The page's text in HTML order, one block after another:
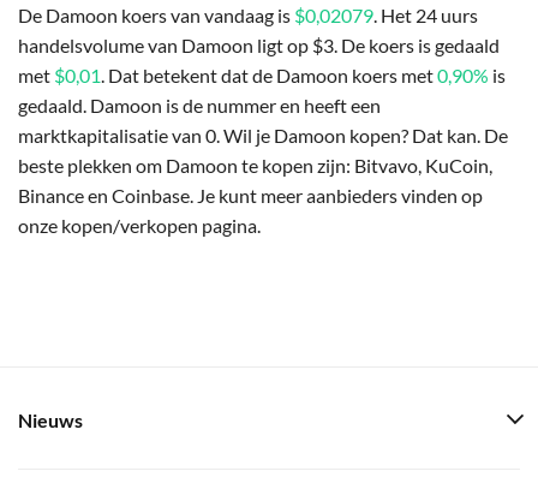
De Damoon koers van vandaag is $0,02079. Het 24 uurs
handelsvolume van Damoon ligt op $3. De koers is gedaald
met $0,01. Dat betekent dat de Damoon koers met0,90% is
gedaald. Damoon is de nummer en heeft een
marktkapitalisatie van 0. Wil je Damoon kopen? Dat kan. De
beste plekken om Damoon te kopen zijn: Bitvavo, KuCoin,
Binance en Coinbase. Je kunt meer aanbieders vinden op
onze kopen/verkopen pagina.
Nieuws